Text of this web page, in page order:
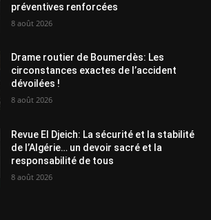
préventives renforcées
8 août 2026
Drame routier de Boumerdès: Les
circonstances exactes de l’accident
dévoilées !
8 août 2026
Revue El Djeich: La sécurité et la stabilité
de l’Algérie… un devoir sacré et la
responsabilité de tous
8 août 2026